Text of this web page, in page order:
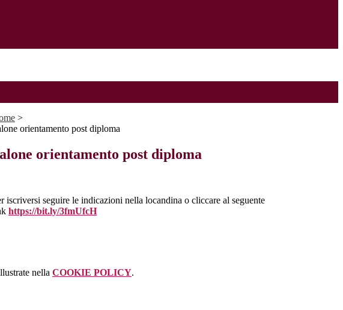
>
orientamento post diploma
orientamento post diploma
iscriversi seguire le indicazioni nella locandina o cliccare al seguente
https://bit.ly/3fmUfcH
nella COOKIE POLICY.